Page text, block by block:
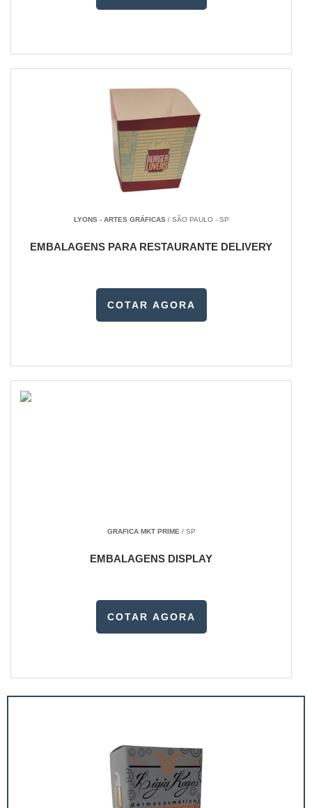
LYONS - ARTES GRÁFICAS/ SÃO PAULO - SP
EMBALAGENS PARA RESTAURANTE DELIVERY
COTAR AGORA
GRAFICA MKT PRIME/ SP
EMBALAGENS DISPLAY
COTAR AGORA